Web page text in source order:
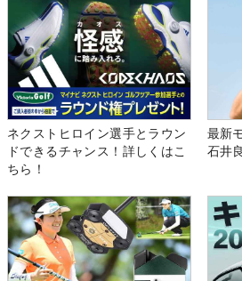
ネクストヒロイン選手とラウン
ドできるチャンス！詳しくはこ
ちら！
最新
石井